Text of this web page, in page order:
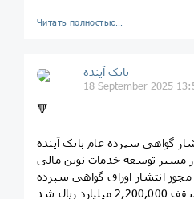
Читать полностью…
بانک آینده
18 September 2025
🔻
گواهی سپرده عام بانک آینده
مسیر توسعه خدمات نوین مالی
مجوز انتشار اوراق گواهی سپرده